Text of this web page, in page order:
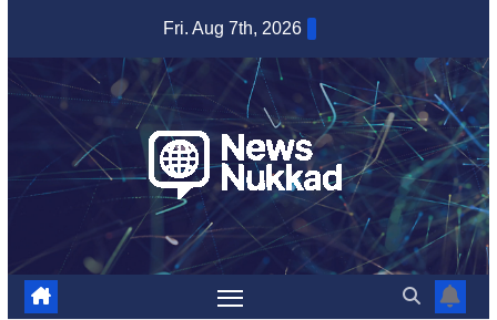
content
Fri. Aug 7th, 2026